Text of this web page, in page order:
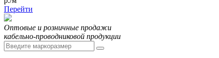
Перейти
Оптовые и розничные продажи
кабельно-проводниковой продукции